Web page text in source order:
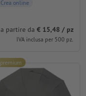
Crea online
a partire da € 15,48 / pz
IVA inclusa per 500 pz.
premium